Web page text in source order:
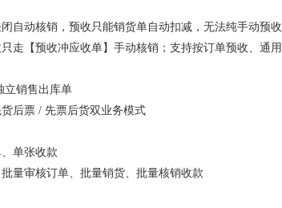
自动核销，预收只能销货单自动扣减，无法纯手动预
走【预收冲应收单】手动核销；支持按订单预收、通
立销售出库单
后票 / 先票后货双业务模式
单张收款
量审核订单、批量销货、批量核销收款